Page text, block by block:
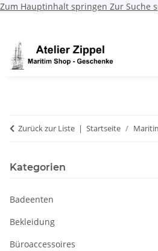
Zum Hauptinhalt springen Zur Suche
Zurück zur Liste Startseite
Kategorien
Badeenten
Bekleidung
Büroaccessoires